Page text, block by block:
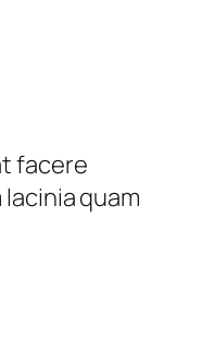
facere
quam